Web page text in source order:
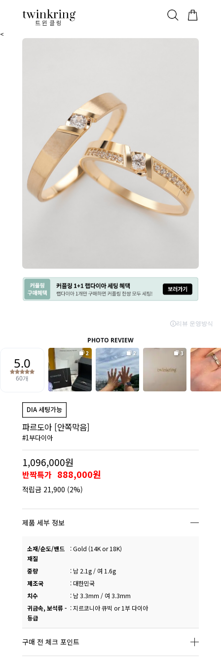
트윈클링
ALL 베스트 안쪽막음 웨딩/다이아 가드링/반지
<
파르도아 [안쪽막음]
#1부다이아
1,096,000원
반짝특가 888,000원
적립금 21,900 (2%)
제품 세부 정보
소재/순도/밴드
재질
:Gold (14K or 18K)
중량 : 남 2.1g / 여 1.6g
제조국
: 대한민국
치수
: 남 3.3mm / 여 3.3mm
귀금속, 보석류 -
등급
:지르코니아 큐빅 or 1부 다이아
구매 전 체크 포인트